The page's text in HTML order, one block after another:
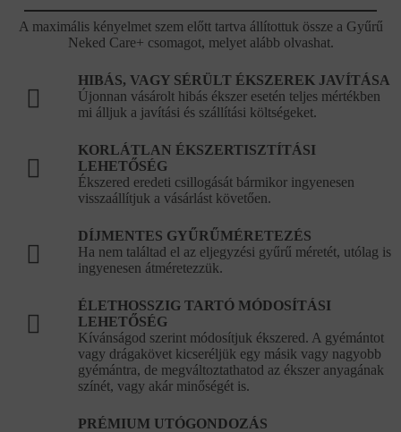
A maximális kényelmet szem előtt tartva állítottuk össze a Gyűrű
Neked Care+ csomagot, melyet alább olvashat.
HIBÁS, VAGY SÉRÜLT ÉKSZEREK JAVÍTÁSA
Újonnan vásárolt hibás ékszer esetén teljes mértékben
mi álljuk a javítási és szállítási költségeket.
KORLÁTLAN ÉKSZERTISZTÍTÁSI
LEHETŐSÉG
Ékszered eredeti csillogását bármikor ingyenesen
visszaállítjuk a vásárlást követően.
DÍJMENTES GYŰRŰMÉRETEZÉS
Ha nem találtad el az eljegyzési gyűrű méretét, utólag is
ingyenesen átméretezzük.
ÉLETHOSSZIG TARTÓ MÓDOSÍTÁSI
LEHETŐSÉG
Kívánságod szerint módosítjuk ékszered. A gyémántot
vagy drágakövet kicseréljük egy másik vagy nagyobb
gyémántra, de megváltoztathatod az ékszer anyagának
színét, vagy akár minőségét is.
PRÉMIUM UTÓGONDOZÁS